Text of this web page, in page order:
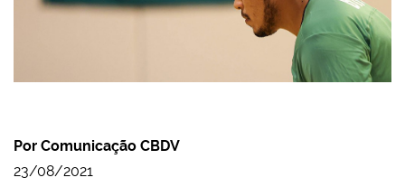
Por Comunicação CBDV
23/08/2021